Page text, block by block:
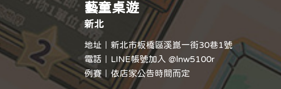
藝童桌遊
新北
地址｜新北市板橋區溪崑一街30巷1號
電話｜LINE帳號加入 @lnw5100r
例賽｜依店家公告時間而定